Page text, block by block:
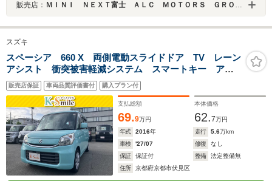
販売店： ＭＩＮＩ ＮＥＸＴ富士 ＡＬＣ ＭＯＴＯＲＳ ＧＲＯＵＰ
スズキ
スペーシア 660 X 両側電動スライドドア TV レーン
アシスト 衝突被害軽減システム スマートキー アイ
ドリングストップ 電動格納ミラー シートヒーター
ベンチシート CVT 盗難防止システム ABS ESC
販売店保証 車両品質評価書付 購入プラン付
支払総額
69.9万円
本体価格
62.7万円
年式
2016年 走行 5.6万km
車検
'27/07 修復
なし
保証
保証付 整備
法定整備無
住所
京都府京都市伏見区